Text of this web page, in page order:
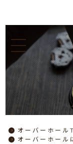
オーバーホール
オーバーホール